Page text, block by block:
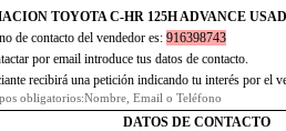
TOYOTA C-HR 125H ADVANCE
de contacto del vendedor es: 916398743
por email introduce tus datos de contacto.
recibirá una petición indicando tu interés por el
obligatorios:Nombre, Email o Teléfono
DATOS DE CONTACTO